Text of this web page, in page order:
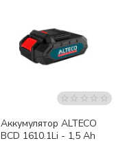
Аккумулятор ALTECO
BCD 1610.1Li - 1,5 Ah